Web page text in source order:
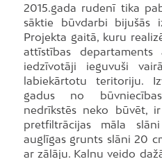
2015.gada rudenī tika
sāktie būvdarbi bijušās
Projekta gaitā, kuru
attīstības departaments
iedzīvotāji ieguvuši
labiekārtotu teritoriju.
gadus no
nedrīkstēs neko būvēt,
pretfiltrācijas māla
auglīgas grunts slāni 20
ar zālāju. Kalnu veido